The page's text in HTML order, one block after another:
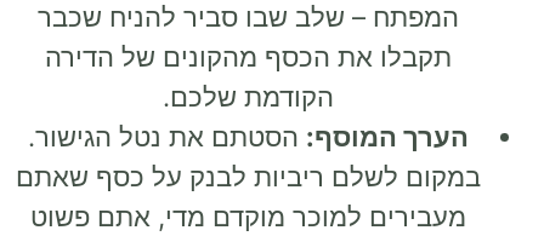
המפתח – שלב שבו סביר להניח שכבר
תקבלו את הכסף מהקונים של הדירה
הקודמת שלכם.
הערך המוסף: הסטתם את נטל הגישור.
במקום לשלם ריביות לבנק על כסף שאתם
מעבירים למוכר מוקדם מדי, אתם פשוט